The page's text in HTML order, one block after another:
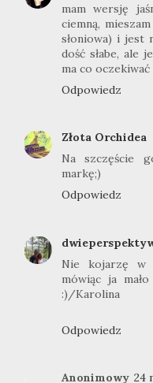
mam wersję
ciemną,
słoniowa) i jest
dość słabe, ale
ma co oczekiwać
Odpowiedz
Złota Orchidea
Na szczęście
markę;)
Odpowiedz
Nie kojarzę w
mówiąc ja
:)/Karolina
Odpowiedz
Anonimowy 24